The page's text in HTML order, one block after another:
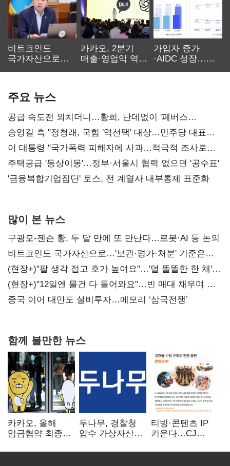
비트코인도
국가자산으로…'
카카오, 2분기
매출·영업익 역대
가입자 증가
·AIDC 성장…
주요 뉴스
공급 속도전 외치더니…황희, 난데없이 '폐버스
리모델링' 제안
송영길 측 "정청래, 국힘 '역선택' 대상…민주당 대표로
총선 지휘 못해"
이 대통령 "국가폭력 피해자에 사과…적극적 조사로
진실 밝혀야"
주택공급 '동상이몽'…정부·서울시 협력 없으면 '공수표'
'금융복합기업집단' 토스, 전 계열사 내부통제 표준화
많이 본 뉴스
구광모-젠슨 황, 두 달 만에 또 만난다…로봇·AI 등 논의
비트코인도 국가자산으로…'보관·평가·처분' 기준은
숙제
(현장+)"팔 생각 접고 호가 높여요"…'덜 똘똘한 한 채'
20억 키맞추기
(현장+)"12일엔 물건 다 들어와요"…빈 매대 채우며 문
연 홈플러스
중국 이어 대만도 설비투자…메모리 ‘삼국전쟁’
함께 볼만한 뉴스
카카오, 올해
임금협약 최종
인상·격려금
두나무, 경찰청
압수 가상자산
커스터디 사업
티빙·콘텐츠 IP
키운다…CJ
글로벌 확장 가속